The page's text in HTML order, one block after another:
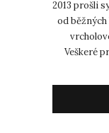
2013 prošli
od
Veškeré